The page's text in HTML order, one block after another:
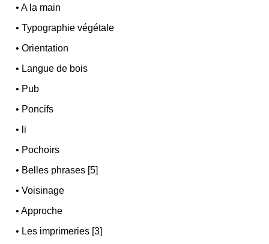
•A la main
•Typographie végétale
•Orientation
• Langue de bois
• Pub
• Poncifs
• li
• Pochoirs
• Belles phrases [5]
•Voisinage
•Approche
• Les imprimeries [3]